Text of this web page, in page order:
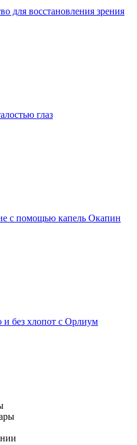
для восстановления зрения
глаз
с помощью капель Окапин
и без хлопот с Орлиум